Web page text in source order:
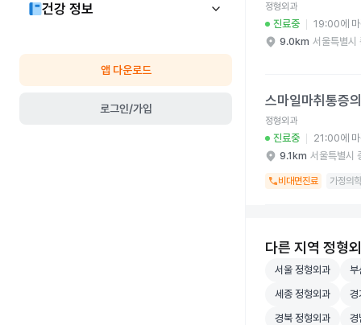
건강 정보
앱 다운로드
로그인/가입
정형외과
진료중
19:00에
9.0km 서울특별시
스마일마취통증
정형외과
진료중
21:00에
9.1km 서울특별시
비대면진료 가정의
다른 지역 정형
서울 정형외과 병
서울 정형외과 부
부
세종 정형외과 병
세종 정형외과 경
경
경북 정형외과 병
경북 정형외과 경
경